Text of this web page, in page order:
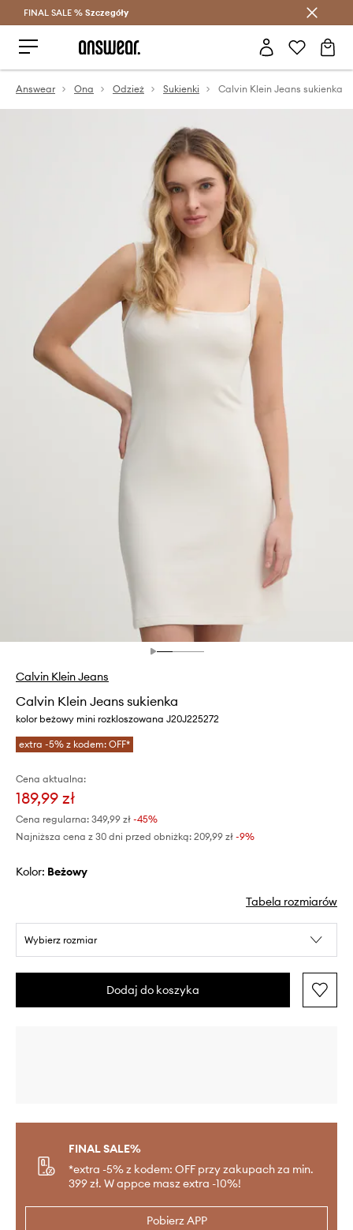
Oszczędzaj z Answear Club >
FINAL SALE % Szczegóły
Answear Ona Odzież Sukienki Calvin Klein Jeans sukienka
Calvin Klein Jeans
Calvin Klein Jeans sukienka
kolor beżowy mini rozkloszowana J20J225272
extra -5% z kodem: OFF*
Cena aktualna:
189,99 zł
Cena regularna: 349,99 zł -45%
Najniższa cena z 30 dni przed obniżką: 209,99 zł -9%
Kolor: beżowy
Tabela rozmiarów
Wybierz rozmiar
Dodaj do koszyka
FINAL SALE%
*extra -5% z kodem: OFF przy zakupach za min.
399 zł. W appce masz extra -10%!
Pobierz APP